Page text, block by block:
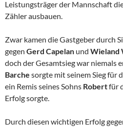
Leistungsträger der Mannschaft
Zähler ausbauen.
Zwar kamen die Gastgeber durch
gegen Gerd Capelan und Wieland
doch der Gesamtsieg war niemals
Barche sorgte mit seinem Sieg für
ein Remis seines Sohns Robertfür
Erfolg sorgte.
Durch diesen wichtigen Erfolg